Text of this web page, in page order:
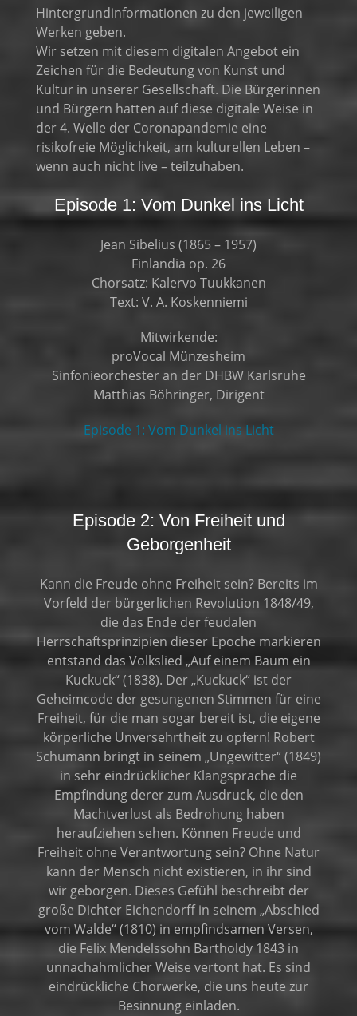
Hintergrundinformationen zu den jeweiligen
Werken geben.
Wir setzen mit diesem digitalen Angebot ein
Zeichen für die Bedeutung von Kunst und
Kultur in unserer Gesellschaft. Die Bürgerinnen
und Bürgern hatten auf diese digitale Weise in
der 4. Welle der Coronapandemie eine
risikofreie Möglichkeit, am kulturellen Leben –
wenn auch nicht live – teilzuhaben.
Episode 1: Vom Dunkel ins Licht
Jean Sibelius (1865 – 1957)
Finlandia op. 26
Chorsatz: Kalervo Tuukkanen
Text: V. A. Koskenniemi
Mitwirkende:
proVocal Münzesheim
Sinfonieorchester an der DHBW Karlsruhe
Matthias Böhringer, Dirigent
Episode 1: Vom Dunkel ins Licht
Episode 2: Von Freiheit und
Geborgenheit
Kann die Freude ohne Freiheit sein? Bereits im
Vorfeld der bürgerlichen Revolution 1848/49,
die das Ende der feudalen
Herrschaftsprinzipien dieser Epoche markieren
entstand das Volkslied „Auf einem Baum ein
Kuckuck“ (1838). Der „Kuckuck“ ist der
Geheimcode der gesungenen Stimmen für eine
Freiheit, für die man sogar bereit ist, die eigene
körperliche Unversehrtheit zu opfern! Robert
Schumann bringt in seinem „Ungewitter“ (1849)
in sehr eindrücklicher Klangsprache die
Empfindung derer zum Ausdruck, die den
Machtverlust als Bedrohung haben
heraufziehen sehen. Können Freude und
Freiheit ohne Verantwortung sein? Ohne Natur
kann der Mensch nicht existieren, in ihr sind
wir geborgen. Dieses Gefühl beschreibt der
große Dichter Eichendorff in seinem „Abschied
vom Walde“ (1810) in empfindsamen Versen,
die Felix Mendelssohn Bartholdy 1843 in
unnachahmlicher Weise vertont hat. Es sind
eindrückliche Chorwerke, die uns heute zur
Besinnung einladen.